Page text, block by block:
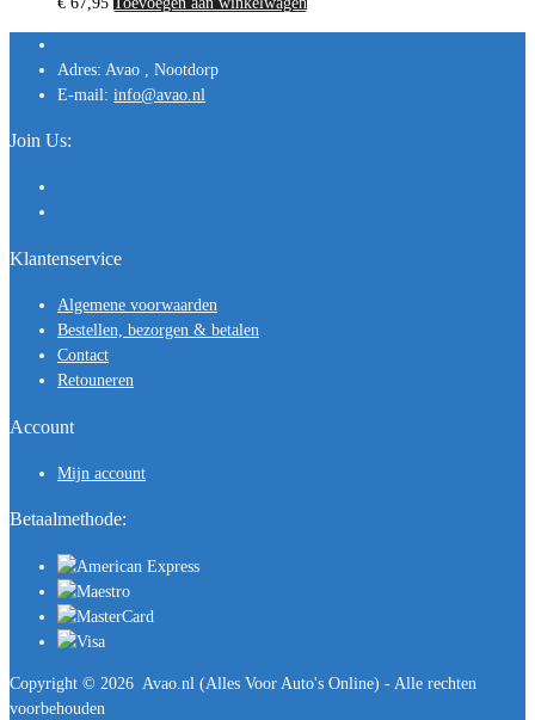
Adres: Avao , Nootdorp
E-mail: info@avao.nl
Join Us:
Klantenservice
Algemene voorwaarden
Bestellen, bezorgen & betalen
Contact
Retouneren
Account
Mijn account
Betaalmethode:
Copyright © 2026 Avao.nl (Alles Voor Auto's Online) - Alle rechten
voorbehouden